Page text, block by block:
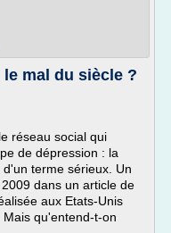
mal du siècle ?
réseau social qui
de dépression : la
terme sérieux. Un
dans un article de
aux Etats-Unis
qu'entend-t-on